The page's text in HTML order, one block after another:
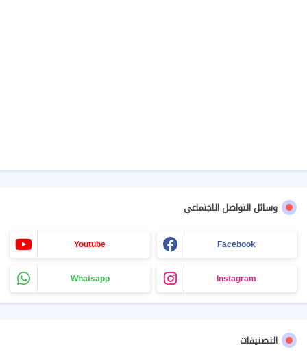
وسائل التواصل الاجتماعي
Youtube Facebook
Whatsapp Instagram
التصنيفات